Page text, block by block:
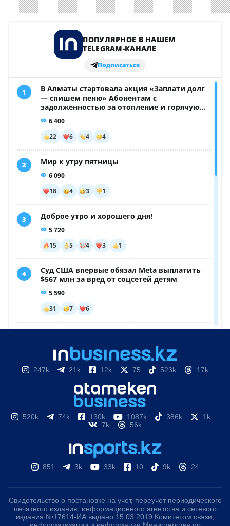
247k 21k 12k 75 523k 17k
520k 74k 130k 1087k 386k
1k
7k
56k
851 3k 33k 10 9k 24
Свидетельство о постановке на учет, переучет периодического
печатного издания, информационного агентства и сетевого
издания №17614-ИА выдано 15.03.2019 Комитетом связи,